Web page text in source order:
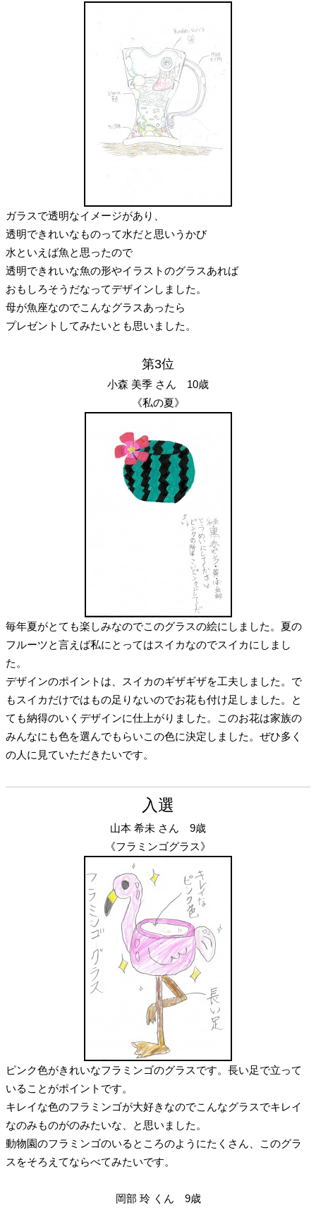
ガラスで透明なイメージがあり、
透明できれいなものって水だと思いうかび
水といえば魚と思ったので
透明できれいな魚の形やイラストのグラスあれば
おもしろそうだなってデザインしました。
母が魚座なのでこんなグラスあったら
プレゼントしてみたいとも思いました。
第3位
小森 美季 さん 10歳
《私の夏》
毎年夏がとても楽しみなのでこのグラスの絵にしました。夏の
フルーツと言えば私にとってはスイカなのでスイカにしまし
た。
デザインのポイントは、スイカのギザギザを工夫しました。で
もスイカだけではもの足りないのでお花も付け足しました。と
ても納得のいくデザインに仕上がりました。このお花は家族の
みんなにも色を選んでもらいこの色に決定しました。ぜひ多く
の人に見ていただきたいです。
入選
山本 希未 さん 9歳
《フラミンゴグラス》
ピンク色がきれいなフラミンゴのグラスです。長い足で立って
いることがポイントです。
キレイな色のフラミンゴが大好きなのでこんなグラスでキレイ
なのみものがのみたいな、と思いました。
動物園のフラミンゴのいるところのようにたくさん、このグラ
スをそろえてならべてみたいです。
岡部 玲 くん 9歳